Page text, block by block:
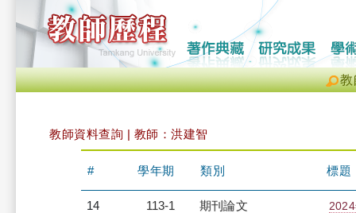
教
教師資料查詢 | 教師：洪建智
# 學年期 類別 標題
14 113-1 期刊論文